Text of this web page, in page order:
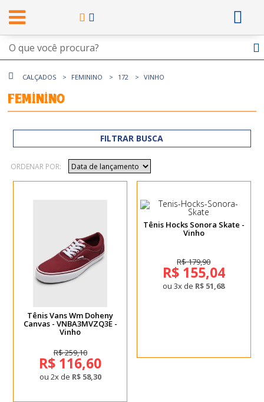
CALÇADOS FEMININO 172 VINHO
Feminino
FILTRAR BUSCA
ORDENAR POR:
Tênis Vans Wm Doheny
Canvas - VNBA3MVZQ3E -
Vinho
R$ 259,10
R$ 116,60
ou 2x de R$ 58,30
Tênis Hocks Sonora Skate -
Vinho
R$ 179,90
R$ 155,04
ou 3x de R$ 51,68